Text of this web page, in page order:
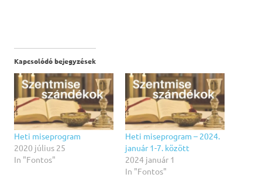
Kapcsolódó bejegyzések
Heti miseprogram
2020 július 25
In "Fontos"
Heti miseprogram – 2024.
január 1-7. között
2024 január 1
In "Fontos"